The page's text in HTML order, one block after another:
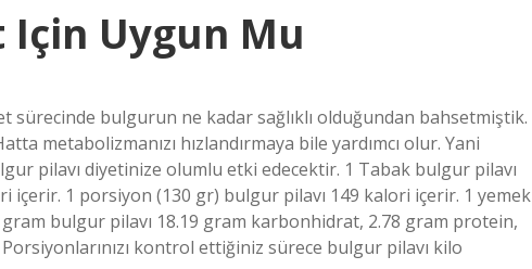
Için Uygun Mu
sürecinde bulgurun ne kadar sağlıklı olduğundan bahsetmiştik.
metabolizmanızı hızlandırmaya bile yardımcı olur. Yani
pilavı diyetinize olumlu etki edecektir. 1 Tabak bulgur pilavı
içerir. 1 porsiyon (130 gr) bulgur pilavı 149 kalori içerir. 1 yemek
gram bulgur pilavı 18.19 gram karbonhidrat, 2.78 gram protein,
kontrol ettiğiniz sürece bulgur pilavı kilo